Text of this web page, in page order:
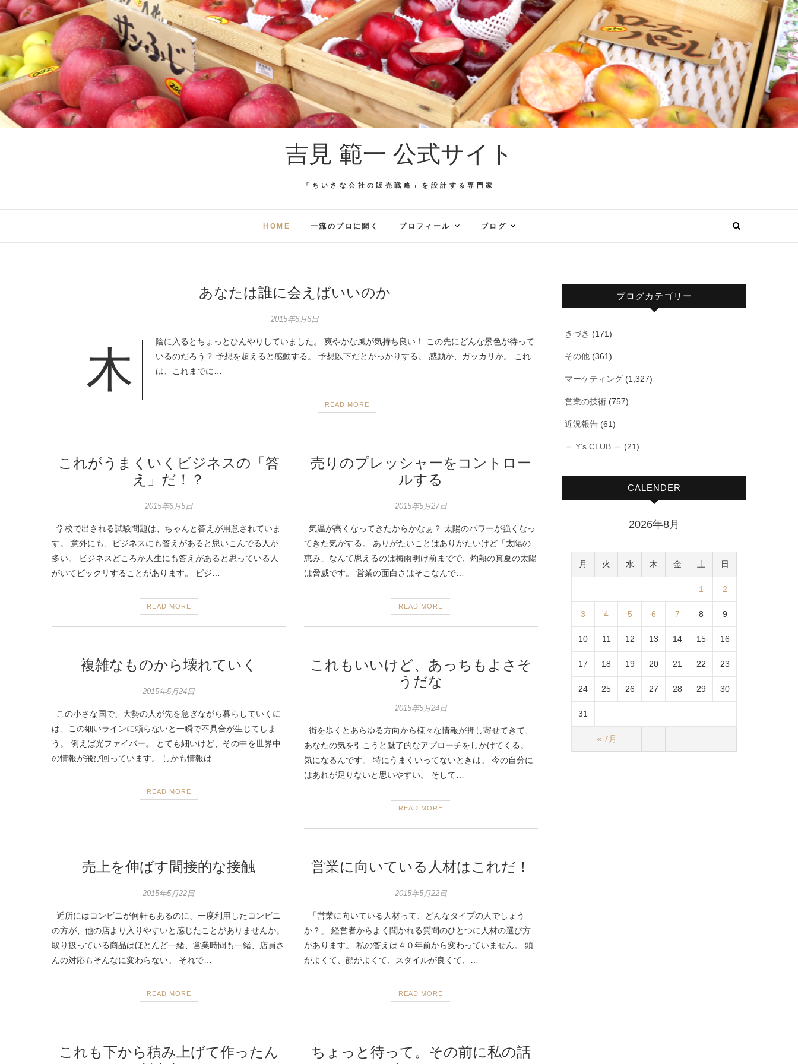
吉見 範一 公式サイト
「ちいさな会社の販売戦略」を設計する専門家
HOME 一流のプロに聞く プロフィール ブログ
あなたは誰に会えばいいのか
2015年6月6日
木
陰に入るとちょっとひんやりしていました。 爽やかな風が気持ち良い！ この先にどんな景色が待って
いるのだろう？ 予想を超えると感動する。 予想以下だとがっかりする。 感動か、ガッカリか。 これ
は、これまでに…
READ MORE
これがうまくいくビジネスの「答
え」だ！？
2015年6月5日
学校で出される試験問題は、ちゃんと答えが用意されていま
す。 意外にも、ビジネスにも答えがあると思いこんでる人が
多い。 ビジネスどころか人生にも答えがあると思っている人
がいてビックリすることがあります。 ビジ…
READ MORE
売りのプレッシャーをコントロー
ルする
2015年5月27日
気温が高くなってきたからかなぁ？ 太陽のパワーが強くなっ
てきた気がする。 ありがたいことはありがたいけど「太陽の
恵み」なんて思えるのは梅雨明け前までで、灼熱の真夏の太陽
は脅威です。 営業の面白さはそこなんで…
READ MORE
複雑なものから壊れていく
2015年5月24日
この小さな国で、大勢の人が先を急ぎながら暮らしていくに
は、この細いラインに頼らないと一瞬で不具合が生じてしま
う。 例えば光ファイバー。 とても細いけど、その中を世界中
の情報が飛び回っています。 しかも情報は…
READ MORE
これもいいけど、あっちもよさそ
うだな
2015年5月24日
街を歩くとあらゆる方向から様々な情報が押し寄せてきて、
あなたの気を引こうと魅了的なアプローチをしかけてくる。
気になるんです。 特にうまくいってないときは。 今の自分に
はあれが足りないと思いやすい。 そして…
READ MORE
売上を伸ばす間接的な接触
2015年5月22日
近所にはコンビニが何軒もあるのに、一度利用したコンビニ
の方が、他の店より入りやすいと感じたことがありませんか。
取り扱っている商品はほとんど一緒、営業時間も一緒、店員さ
んの対応もそんなに変わらない。 それで…
READ MORE
営業に向いている人材はこれだ！
2015年5月22日
「営業に向いている人材って、どんなタイプの人でしょう
か？」 経営者からよく聞かれる質問のひとつに人材の選び方
があります。 私の答えは４０年前から変わっていません。 頭
がよくて、顔がよくて、スタイルが良くて、…
READ MORE
これも下から積み上げて作ったん
ちょっと待って。その前に私の話
ブログカテゴリー
きづき (171)
その他 (361)
マーケティング (1,327)
営業の技術 (757)
近況報告 (61)
＝ Y‘s CLUB ＝ (21)
CALENDER
2026年8月
月 火 水 木 金 土 日
« 7月
1 2
3 4 5 6 7 8 9
10 11 12 13 14 15 16
17 18 19 20 21 22 23
24 25 26 27 28 29 30
31